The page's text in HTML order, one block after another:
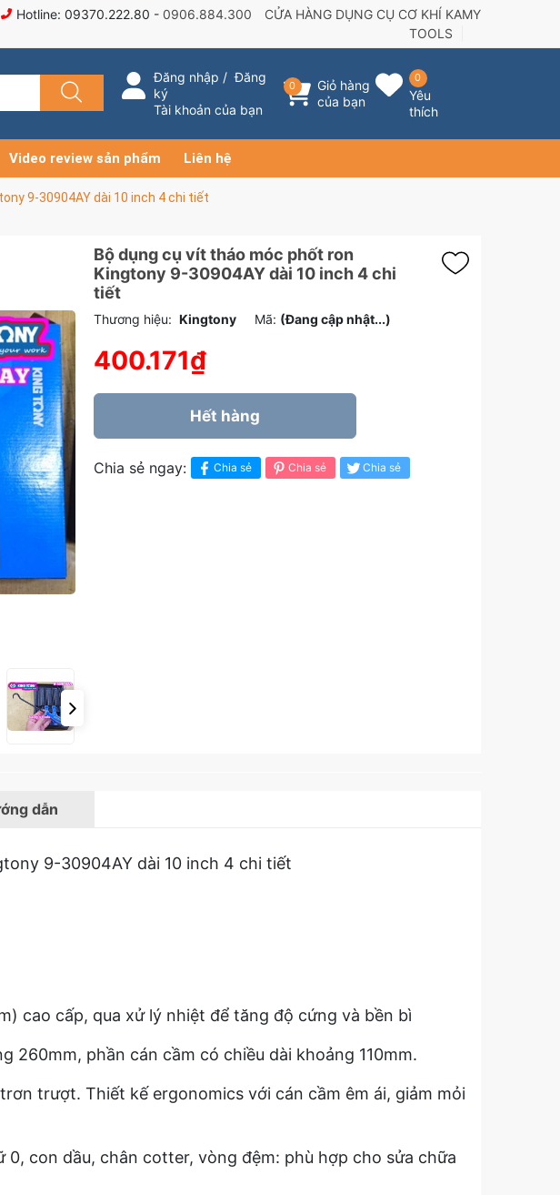
Hotline: 09370.222.80 - 0906.884.300
CỬA HÀNG DỤNG CỤ CƠ KHÍ KAMY
TOOLS
Đăng nhập /Đăng
ký
Tài khoản của bạn
0
Giỏ hàng
của bạn
0
Yêu
thích
Video review sản phẩm Liên hệ
9-30904AY dài 10 inch 4 chi tiết
Bộ dụng cụ vít tháo móc phốt ron
Kingtony 9-30904AY dài 10 inch 4 chi
tiết
Thương hiệu: Kingtony Mã: (Đang cập nhật...)
400.171₫
Hết hàng
Chia sẻ ngay: Chia sẻ Chia sẻ Chia sẻ
dẫn
9-30904AY dài 10 inch 4 chi tiết
cao cấp, qua xử lý nhiệt để tăng độ cứng và bền bì
260mm, phần cán cầm có chiều dài khoảng 110mm.
trượt. Thiết kế ergonomics với cán cầm êm ái, giảm mỏi
con dầu, chân cotter, vòng đệm: phù hợp cho sửa chữa